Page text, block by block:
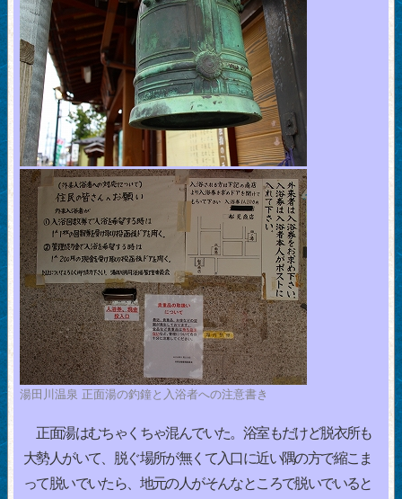
湯田川温泉 正面湯の釣鐘と入浴者への注意書き
正面湯はむちゃくちゃ混んでいた。浴室もだけど脱衣所も
大勢人がいて、脱ぐ場所が無くて入口に近い隅の方で縮こま
って脱いでいたら、地元の人がそんなところで脱いでいると